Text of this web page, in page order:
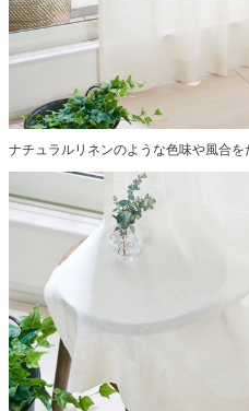
ナチュラルリネンのような色味や風合を